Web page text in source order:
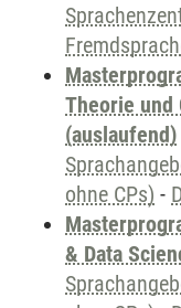
Theorie und
(auslaufend)
ohne CPs) -
& Data